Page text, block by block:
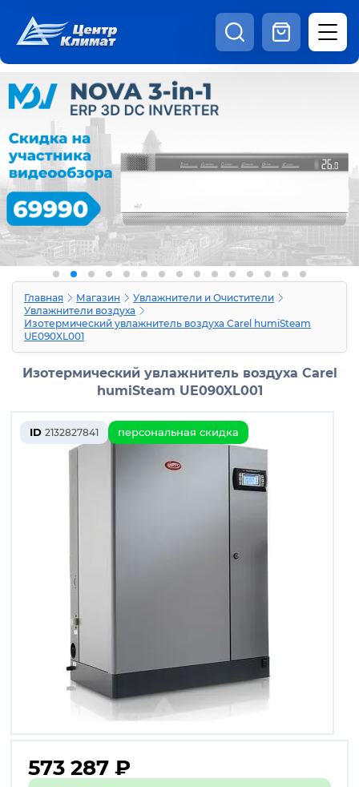
Каталог
Статьи
Наши работы Отзывы
Доставка и оплата Оферта
Контакты
8:00 - 20:00 Шоурум
Главная Магазин
Увлажнители и Очистители
Увлажнители воздуха
Изотермический увлажнитель воздуха Carel humiSteam
UE090XL001
Изотермический увлажнитель воздуха Carel
humiSteam UE090XL001
ID 2132827841 персональная скидка
573 287 ₽